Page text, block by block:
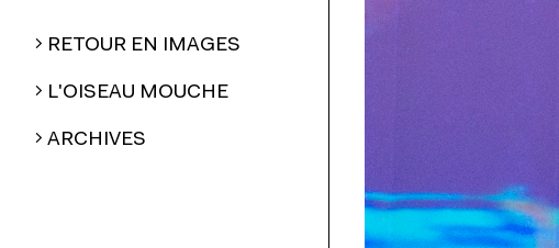
RETOUR EN IMAGES
L'OISEAU MOUCHE
ARCHIVES